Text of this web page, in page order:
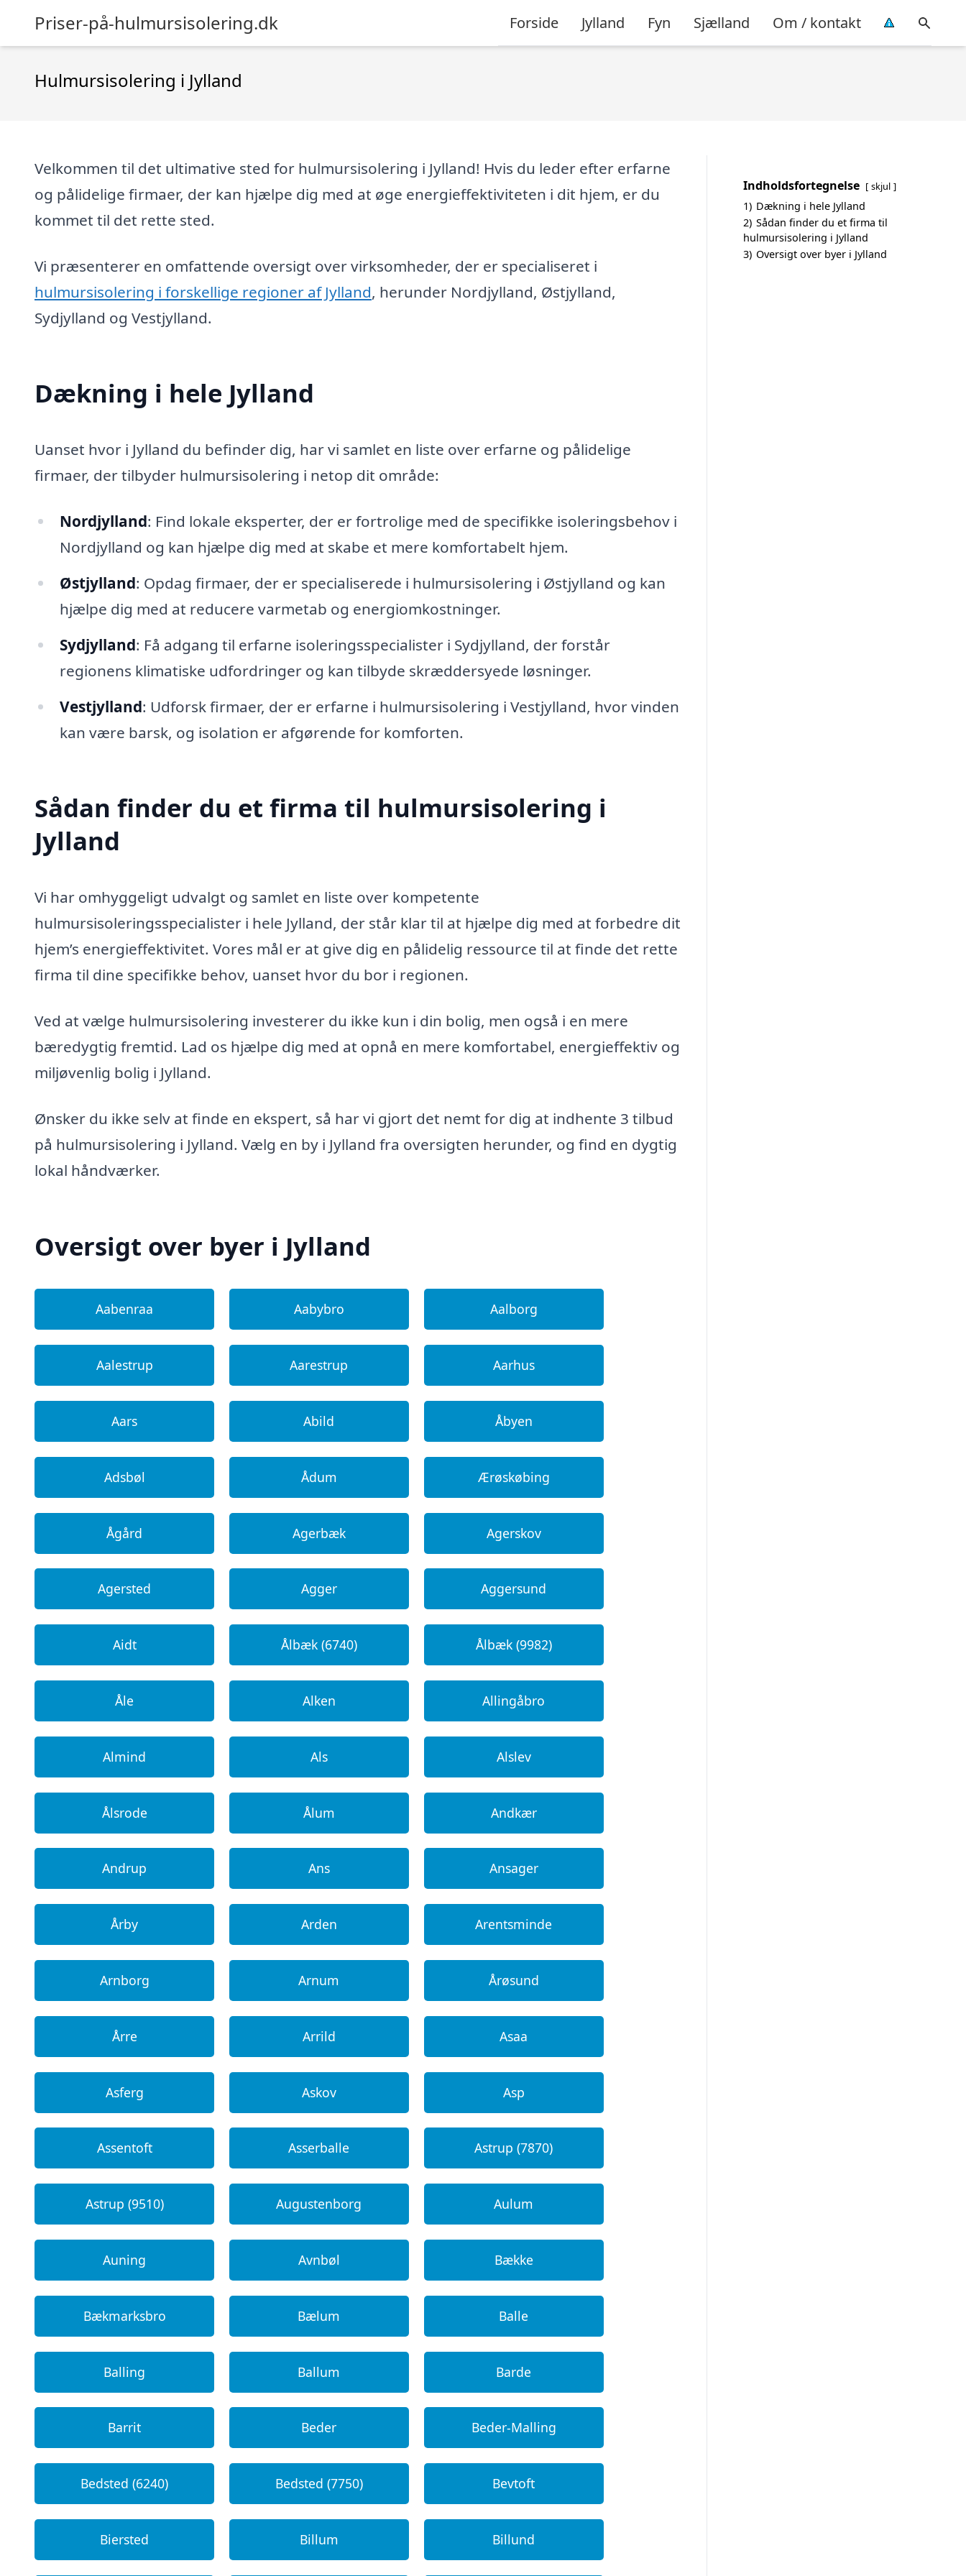
Priser-på-hulmursisolering.dk Forside Jylland Fyn Sjælland Om / kontakt
Hulmursisolering i Jylland
Velkommen til det ultimative sted for hulmursisolering i Jylland! Hvis du leder efter erfarne
og pålidelige firmaer, der kan hjælpe dig med at øge energieffektiviteten i dit hjem, er du
kommet til det rette sted.
Vi præsenterer en omfattende oversigt over virksomheder, der er specialiseret i
hulmursisolering i forskellige regioner af Jylland, herunder Nordjylland, Østjylland,
Sydjylland og Vestjylland.
Dækning i hele Jylland
Uanset hvor i Jylland du befinder dig, har vi samlet en liste over erfarne og pålidelige
firmaer, der tilbyder hulmursisolering i netop dit område:
Nordjylland: Find lokale eksperter, der er fortrolige med de specifikke isoleringsbehov i
Nordjylland og kan hjælpe dig med at skabe et mere komfortabelt hjem.
Østjylland: Opdag firmaer, der er specialiserede i hulmursisolering i Østjylland og kan
hjælpe dig med at reducere varmetab og energiomkostninger.
Sydjylland: Få adgang til erfarne isoleringsspecialister i Sydjylland, der forstår
regionens klimatiske udfordringer og kan tilbyde skræddersyede løsninger.
Vestjylland: Udforsk firmaer, der er erfarne i hulmursisolering i Vestjylland, hvor vinden
kan være barsk, og isolation er afgørende for komforten.
Sådan finder du et firma til hulmursisolering i
Jylland
Vi har omhyggeligt udvalgt og samlet en liste over kompetente
hulmursisoleringsspecialister i hele Jylland, der står klar til at hjælpe dig med at forbedre dit
hjem’s energieffektivitet. Vores mål er at give dig en pålidelig ressource til at finde det rette
firma til dine specifikke behov, uanset hvor du bor i regionen.
Ved at vælge hulmursisolering investerer du ikke kun i din bolig, men også i en mere
bæredygtig fremtid. Lad os hjælpe dig med at opnå en mere komfortabel, energieffektiv og
miljøvenlig bolig i Jylland.
Ønsker du ikke selv at finde en ekspert, så har vi gjort det nemt for dig at indhente 3 tilbud
på hulmursisolering i Jylland. Vælg en by i Jylland fra oversigten herunder, og find en dygtig
lokal håndværker.
Oversigt over byer i Jylland
Aabenraa Aabybro Aalborg
Aalestrup Aarestrup Aarhus
Aars Abild Åbyen
Adsbøl Ådum Ærøskøbing
Ågård Agerbæk Agerskov
Agersted Agger Aggersund
Aidt Ålbæk (6740) Ålbæk (9982)
Åle Alken Allingåbro
Almind Als Alslev
Ålsrode Ålum Andkær
Andrup Ans Ansager
Årby Arden Arentsminde
Arnborg Arnum Årøsund
Årre Arrild Asaa
Asferg Askov Asp
Assentoft Asserballe Astrup (7870)
Astrup (9510) Augustenborg Aulum
Auning Avnbøl Bække
Bækmarksbro Bælum Balle
Balling Ballum Barde
Barrit Beder Beder-Malling
Bedsted (6240) Bedsted (7750) Bevtoft
Biersted Billum Billund
Indholdsfortegnelse skjul
1) Dækning i hele Jylland
2) Sådan finder du et firma til
hulmursisolering i Jylland
3) Oversigt over byer i Jylland